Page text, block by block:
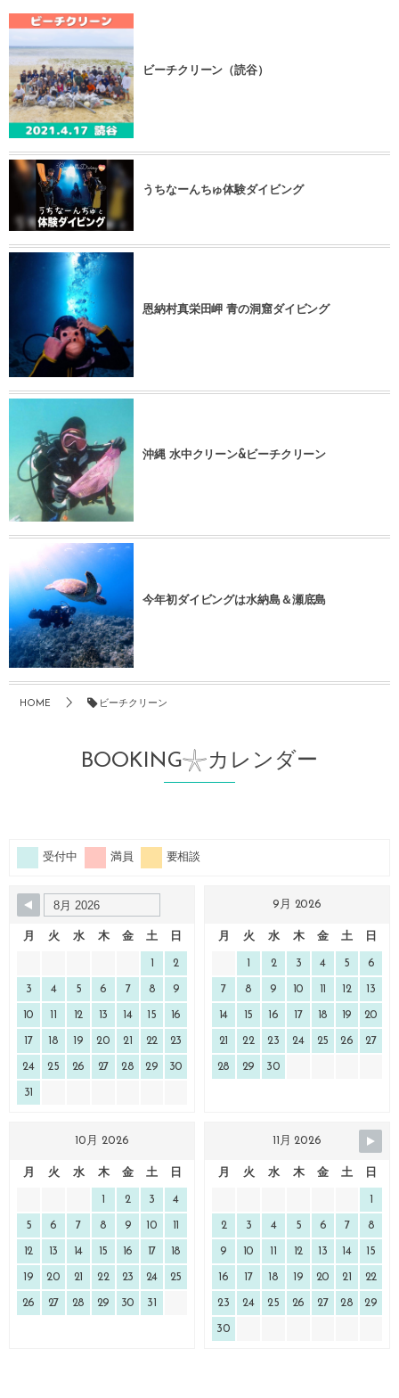
ビーチクリーン（読谷）
うちなーんちゅ体験ダイビング
恩納村真栄田岬 青の洞窟ダイビング
沖縄 水中クリーン&ビーチクリーン
今年初ダイビングは水納島＆瀬底島
HOME ビーチクリーン
BOOKING𓇼カレンダー
受付中 満員 要相談
月 火 水 木 金 土 日
2
3 4 5 6 7 8 9
10 12 13 14 15 16
17 18 19 20 21 22 23
24 25 26 27 28 29 30
31
9月 2026
月 火 水 木 金 土 日
2 3 4 5 6
7 8 9 10 12 13
14 15 16 17 18 19 20
21 22 23 24 25 26 27
28 29 30
10月 2026
月 火 水 木 金 土 日
2 3 4
5 6 7 8 9 10
12 13 14 15 16 17 18
19 20 21 22 23 24 25
26 27 28 29 30 31
11月 2026
月 火 水 木 金 土 日
2 3 4 5 6 7 8
9 10 12 13 14 15
16 17 18 19 20 21 22
23 24 25 26 27 28 29
30